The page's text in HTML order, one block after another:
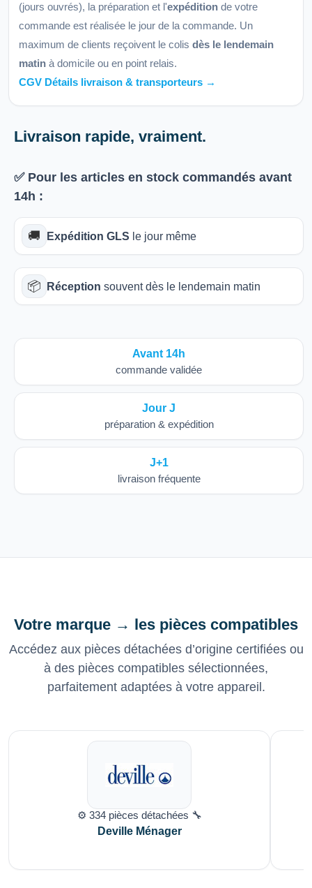
(jours ouvrés), la préparation et l'expédition de votre
commande est réalisée le jour de la commande. Un
maximum de clients reçoivent le colis dès le lendemain
matin à domicile ou en point relais.
CGV Détails livraison & transporteurs →
Livraison rapide, vraiment.
✅ Pour les articles en stock commandés avant
14h :
🚚 Expédition GLS le jour même
📦 Réception souvent dès le lendemain matin
Avant 14h
commande validée
Jour J
préparation & expédition
J+1
livraison fréquente
Votre marque → les pièces compatibles
Accédez aux pièces détachées d’origine certifiées ou
à des pièces compatibles sélectionnées,
parfaitement adaptées à votre appareil.
⚙️ 334 pièces détachées 🔧
Deville Ménager